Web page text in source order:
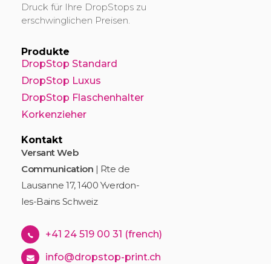
Druck für Ihre DropStops zu
erschwinglichen Preisen.
Produkte
DropStop Standard
DropStop Luxus
DropStop Flaschenhalter
Korkenzieher
Kontakt
Versant Web
Communication | Rte de
Lausanne 17, 1400 Yverdon-
les-Bains Schweiz
+41 24 519 00 31 (french)
info@dropstop-print.ch